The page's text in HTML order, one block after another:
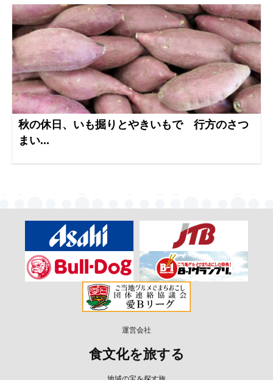
秋の休日、いも掘りとやきいもで 行方のさつ
まい...
運営会社
食文化を旅する